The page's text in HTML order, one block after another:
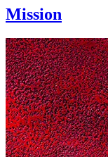
Mission